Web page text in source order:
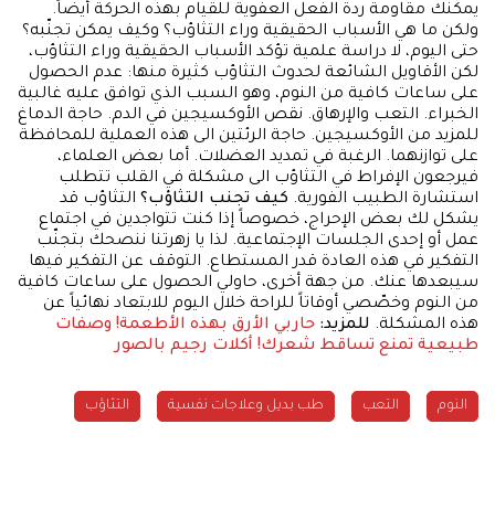
يمكنك مقاومة ردة الفعل العفوية للقيام بهذه الحركة أيضاً.
ولكن ما هي الأسباب الحقيقية وراء التثاؤب؟ وكيف يمكن تجنّبه؟
حتى اليوم، لا دراسة علمية تؤكد الأسباب الحقيقية وراء التثاؤب،
لكن الأقاويل الشائعة لحدوث التثاؤب كثيرة منها: عدم الحصول
على ساعات كافية من النوم، وهو السبب الذي توافق عليه غالبية
الخبراء. التعب والإرهاق. نقص الأوكسيجين في الدم. حاجة الدماغ
للمزيد من الأوكسيجين. حاجة الرئتين الى هذه العملية للمحافظة
على توازنهما. الرغبة في تمديد العضلات. أما بعض العلماء،
فيرجعون الإفراط في التثاؤب الى مشكلة في القلب تتطلب
استشارة الطبيب الفورية. كيف تجنب التثاؤب؟ التثاؤب قد
يشكل لك بعض الإحراج، خصوصاً إذا كنت تتواجدين في اجتماع
عمل أو إحدى الجلسات الإجتماعية. لذا يا زهرتنا ننصحك بتجنّب
التفكير في هذه العادة قدر المستطاع. التوقف عن التفكير فيها
سيبعدها عنك. من جهة أخرى، حاولي الحصول على ساعات كافية
من النوم وخصّصي أوقاتاً للراحة خلال اليوم للابتعاد نهائياً عن
هذه المشكلة. للمزيد: حاربي الأرق بهذه الأطعمة! وصفات
طبيعية تمنع تساقط شعرك! أكلات رجيم بالصور
النوم التعب طب بديل وعلاجات نفسية التثاؤب